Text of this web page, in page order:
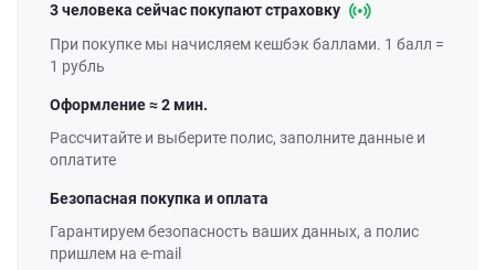
3 человека сейчас покупают страховку
При покупке мы начисляем кешбэк баллами. 1 балл =
1 рубль
Оформление ≈ 2 мин.
Рассчитайте и выберите полис, заполните данные и
оплатите
Безопасная покупка и оплата
Гарантируем безопасность ваших данных, а полис
пришлем на e-mail